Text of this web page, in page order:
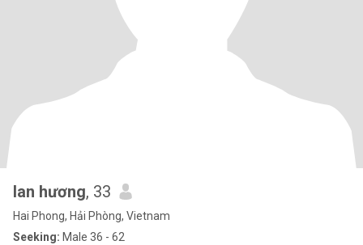
lan hương, 33
Hai Phong, Hải Phòng, Vietnam
Seeking: Male 36 - 62